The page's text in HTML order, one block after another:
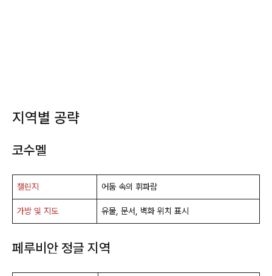
지역별 공략
코수멜
챌린지 어둠 속의 휘파람
가방 및 지도 유물, 문서, 벽화 위치 표시
페루비안 정글 지역